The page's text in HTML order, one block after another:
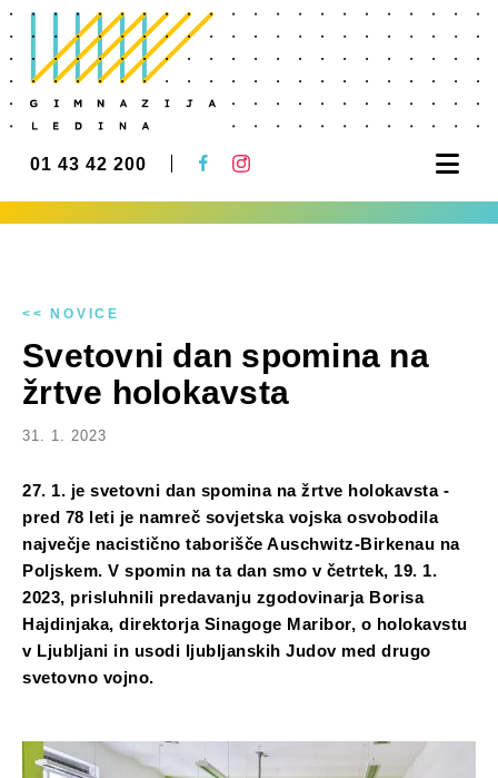
01 43 42 200
<< NOVICE
Svetovni dan spomina na
žrtve holokavsta
31. 1. 2023
27. 1. je svetovni dan spomina na žrtve holokavsta -
pred 78 leti je namreč sovjetska vojska osvobodila
največje nacistično taborišče Auschwitz-Birkenau na
Poljskem. V spomin na ta dan smo v četrtek, 19. 1.
2023, prisluhnili predavanju zgodovinarja Borisa
Hajdinjaka, direktorja Sinagoge Maribor, o holokavstu
v Ljubljani in usodi ljubljanskih Judov med drugo
svetovno vojno.